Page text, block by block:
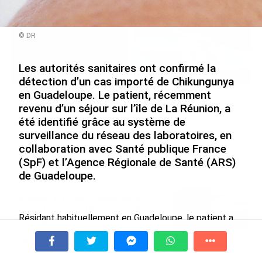
le 09/08/2026
SÉRIE. Histoire des chefs-
lieux d’Outre-mer : Nouméa,
une capitale construite par
le bagne, le nickel et le
Pacifique
le 08/08/2026
Rapport 2025 de l’Ifremer :
un engagement décisif dans
les Outre-mer
le 07/08/2026
Etinof au ...
le 07/08/2026
À la une Tv Radio A Propos
© DR
Les autorités sanitaires ont confirmé la
détection d’un cas importé de Chikungunya
en Guadeloupe. Le patient, récemment
revenu d’un séjour sur l’île de La Réunion, a
été identifié grâce au système de
surveillance du réseau des laboratoires, en
collaboration avec Santé publique France
(SpF) et l’Agence Régionale de Santé (ARS)
de Guadeloupe.
Résidant habituellement en Guadeloupe, le patient a
été diagnostiqué à son retour, suscitant une réaction
immédiate de l’ARS afin d’éviter tout risque de
transmission locale. Une enquête environnementale a